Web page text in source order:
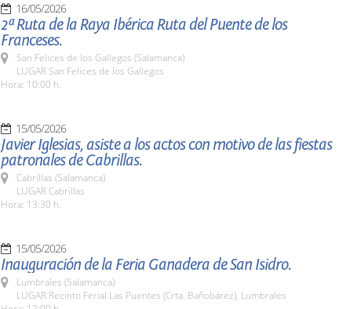
16/05/2026
2ª Ruta de la Raya Ibérica Ruta del Puente de los
Franceses.
San Felices de los Gallegos (Salamanca)
LUGAR San Felices de los Gallegos
Hora: 10:00 h.
15/05/2026
Javier Iglesias, asiste a los actos con motivo de las fiestas
patronales de Cabrillas.
Cabrillas (Salamanca)
LUGAR Cabrillas
Hora: 13:30 h.
15/05/2026
Inauguración de la Feria Ganadera de San Isidro.
Lumbrales (Salamanca)
LUGAR Recinto Ferial Las Puentes (Crta. Bañobárez). Lumbrales